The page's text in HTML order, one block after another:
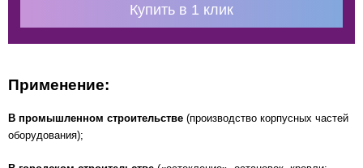
Купить в 1 клик
Применение:
В промышленном строительстве (производство корпусных частей
оборудования);